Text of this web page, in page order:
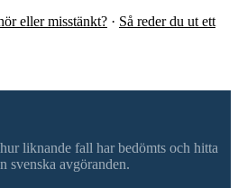
eller misstänkt? · Så reder du ut ett
liknande fall har bedömts och hitta
svenska avgöranden.